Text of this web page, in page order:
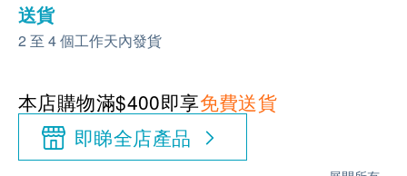
送貨
2 至 4 個工作天內發貨
本店購物滿$400即享免費送貨
即睇全店產品